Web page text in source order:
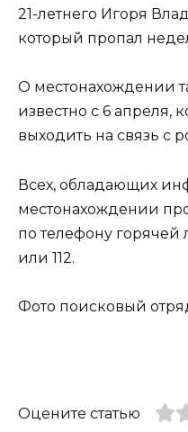
21-летнего Игоря
который пропал
О местонахождении
известно с 6 апреля,
выходить на связь с
Всех, обладающих
местонахождении
по телефону горячей
или 112.
Фото поисковый
Оцените статью